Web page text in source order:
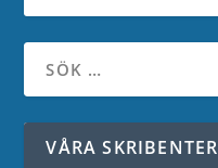
VÅRA SKRIBENTER